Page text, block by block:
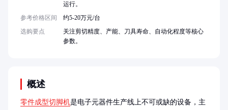
概述
零件成型切脚机是电子元器件生产线上不可或缺的设备，主
运行。
参考价格区间
约5-20万元/台
选购要点
关注剪切精度、产能、刀具寿命、自动化程度等核心
参数。